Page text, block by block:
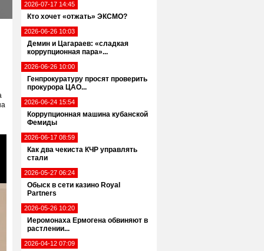
2026-07-17 14:45
Кто хочет «отжать» ЭКСМО?
2026-06-26 10:03
Демин и Цагараев: «сладкая
коррупционная пара»...
2026-06-26 10:00
Генпрокуратуру просят проверить
прокурора ЦАО...
2026-06-24 15:54
Коррупционная машина кубанской
Фемиды
2026-06-17 08:59
Как два чекиста КЧР управлять
стали
2026-05-27 06:24
Обыск в сети казино Royal
Partners
2026-05-26 10:20
Иеромонаха Ермогена обвиняют в
растлении...
2026-04-12 07:09